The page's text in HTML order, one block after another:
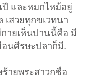
และหมกไหม้อยู่
สวยทุกขเวทนา
ายเห็นปานนี้คือ มี
นศีรษะปลาก็มี.
ายพระสาวกชื่อ